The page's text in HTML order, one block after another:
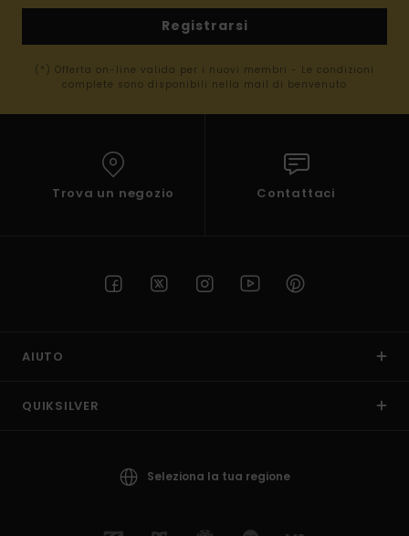
Registrarsi
(*) Offerta on-line valida per i nuovi membri - Le condizioni
complete sono disponibili nella mail di benvenuto
Trova un negozio Contattaci
AIUTO
QUIKSILVER
Seleziona la tua regione